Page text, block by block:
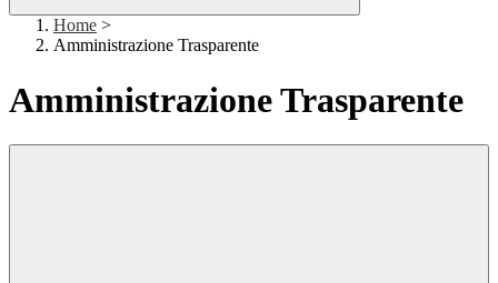
Home >
Amministrazione Trasparente
Amministrazione Trasparente